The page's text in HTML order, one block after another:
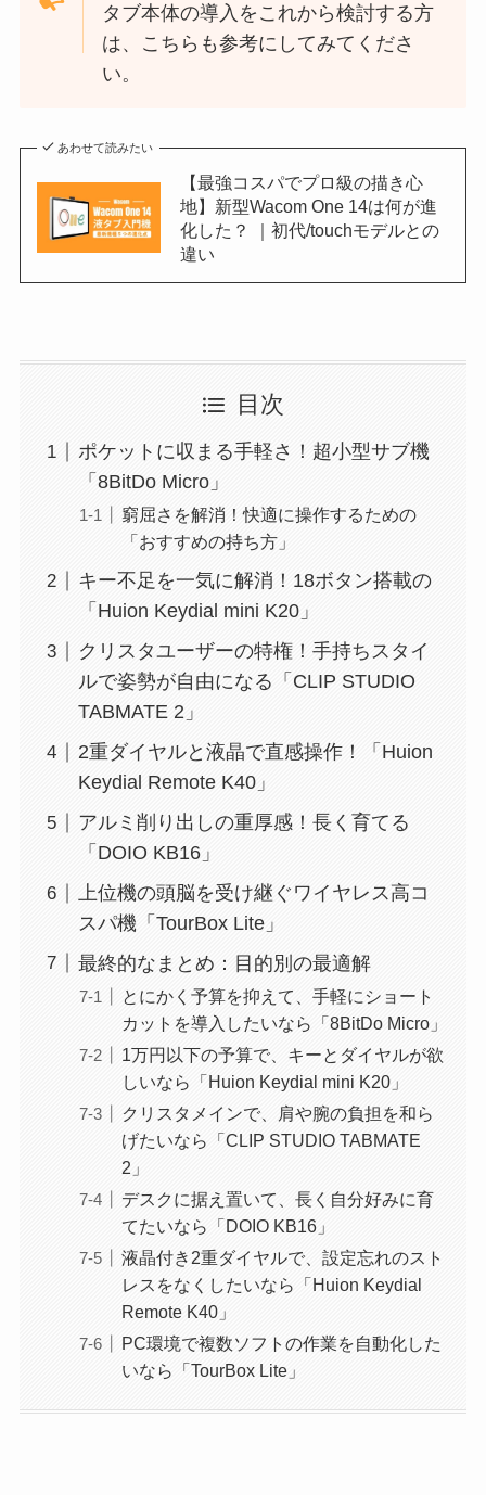
タブ本体の導入をこれから検討する方
は、こちらも参考にしてみてくださ
い。
あわせて読みたい
【最強コスパでプロ級の描き心
地】新型Wacom One 14は何が進
化した？ ｜初代/touchモデルとの
違い
目次
ポケットに収まる手軽さ！超小型サブ機
「8BitDo Micro」
窮屈さを解消！快適に操作するための
「おすすめの持ち方」
キー不足を一気に解消！18ボタン搭載の
「Huion Keydial mini K20」
クリスタユーザーの特権！手持ちスタイ
ルで姿勢が自由になる「CLIP STUDIO
TABMATE 2」
2重ダイヤルと液晶で直感操作！「Huion
Keydial Remote K40」
アルミ削り出しの重厚感！長く育てる
「DOIO KB16」
上位機の頭脳を受け継ぐワイヤレス高コ
スパ機「TourBox Lite」
最終的なまとめ：目的別の最適解
とにかく予算を抑えて、手軽にショート
カットを導入したいなら「8BitDo Micro」
1万円以下の予算で、キーとダイヤルが欲
しいなら「Huion Keydial mini K20」
クリスタメインで、肩や腕の負担を和ら
げたいなら「CLIP STUDIO TABMATE
2」
デスクに据え置いて、長く自分好みに育
てたいなら「DOIO KB16」
液晶付き2重ダイヤルで、設定忘れのスト
レスをなくしたいなら「Huion Keydial
Remote K40」
PC環境で複数ソフトの作業を自動化した
いなら「TourBox Lite」